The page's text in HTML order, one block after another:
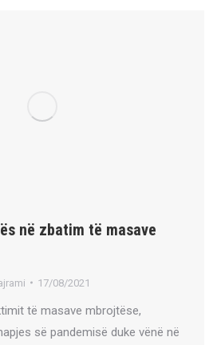
në zbatim të masave
17/08/2021
të masave mbrojtëse,
së pandemisë duke vënë në